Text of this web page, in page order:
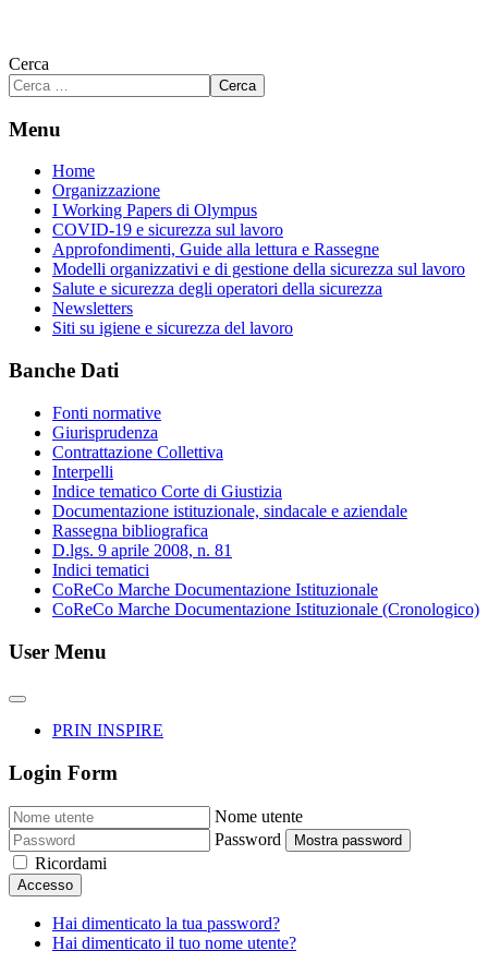
Cerca
Cerca
Menu
Home
Organizzazione
I Working Papers di Olympus
COVID-19 e sicurezza sul lavoro
Approfondimenti, Guide alla lettura e Rassegne
Modelli organizzativi e di gestione della sicurezza sul lavoro
Salute e sicurezza degli operatori della sicurezza
Newsletters
Siti su igiene e sicurezza del lavoro
Banche Dati
Fonti normative
Giurisprudenza
Contrattazione Collettiva
Interpelli
Indice tematico Corte di Giustizia
Documentazione istituzionale, sindacale e aziendale
Rassegna bibliografica
D.lgs. 9 aprile 2008, n. 81
Indici tematici
CoReCo Marche Documentazione Istituzionale
CoReCo Marche Documentazione Istituzionale (Cronologico)
User Menu
PRIN INSPIRE
Login Form
Nome utente
Password
Mostra password
Ricordami
Accesso
Hai dimenticato la tua password?
Hai dimenticato il tuo nome utente?